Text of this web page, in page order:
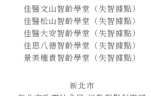
佳醫文山智齡學堂（失智據點）
佳醫松山智齡學堂（失智據點）
佳醫大安智齡學堂（失智據點）
佳恩八德智齡學堂（失智據點）
景美權責智齡學堂（失智據點）
新北市